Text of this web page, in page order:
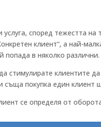
услуга, според тежестта
клиент“, а най-
попада в няколко различни.
стимулирате клиентите
съща покупка един клиент
се определя от